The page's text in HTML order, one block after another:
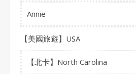
Annie
【美國旅遊】USA
【北卡】North Carolina